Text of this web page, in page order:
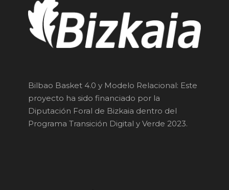
Bilbao Basket 4.0 y Modelo Relacional: Este
proyecto ha sido financiado por la
Diputación Foral de Bizkaia dentro del
Programa Transición Digital y Verde 2023.